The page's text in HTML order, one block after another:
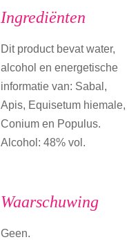
Ingrediënten
Dit product bevat water,
alcohol en energetische
informatie van: Sabal,
Apis, Equisetum hiemale,
Conium en Populus.
Alcohol: 48% vol.
Waarschuwing
Geen.